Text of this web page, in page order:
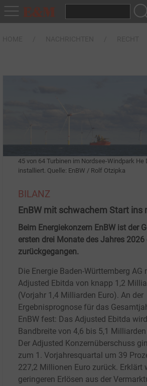
45 von 64 Turbinen im Nordsee-Windpark He
installiert. Quelle: EnBW / Rolf Otzipka
BILANZ
EnBW mit schwachem Start ins
Beim Energiekonzern EnBW ist der
ersten drei Monate des Jahres 2026
zurückgegangen.
Die Energie Baden-Württemberg AG
Adjusted Ebitda von knapp 1,2
(Vorjahr 1,4 Milliarden Euro). An der
Ergebnisprognose für das
EnBW fest: Das Adjusted Ebitda
Bandbreite von 4,6 bis 5,1
Der Adjusted Konzernüberschuss
zum 1. Vorjahresquartal um 39
227,2 Millionen Euro zurück. Erklärt
geringeren Erlösen aus der